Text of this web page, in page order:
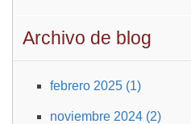
Archivo de blog
febrero 2025 (1)
noviembre 2024 (2)